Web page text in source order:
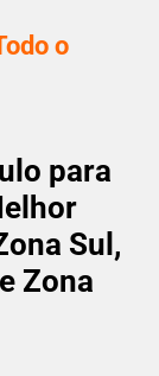
o
para
Sul,
Zona